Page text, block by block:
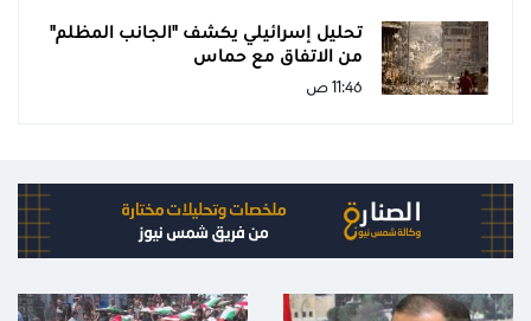
تحليل إسرائيلي يكشف "الجانب المظلم"
من الاتفاق مع حماس
11:46 ص